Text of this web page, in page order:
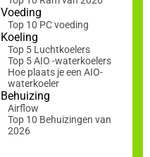
Voeding
Top 10 PC voeding
Koeling
Top 5 Luchtkoelers
Top 5 AIO -waterkoelers
Hoe plaats je een AIO-
waterkoeler
Behuizing
Airflow
Top 10 Behuizingen van
2026